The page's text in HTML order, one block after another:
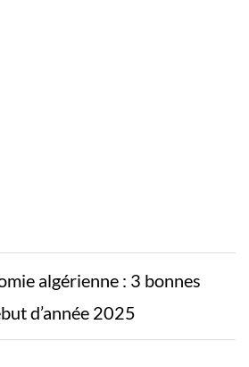
algérienne : 3 bonnes
d’année 2025